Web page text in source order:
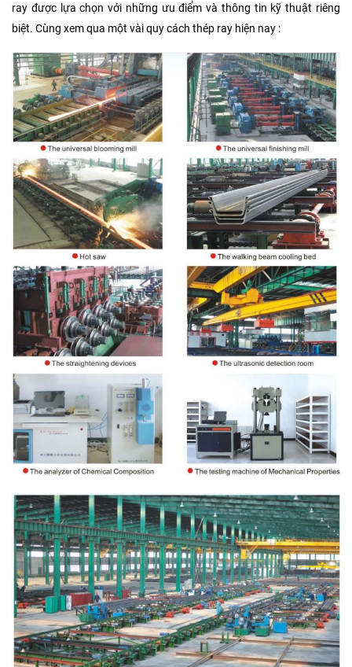
ray được lựa chọn với những ưu điểm và thông tin kỹ thuật riêng
biệt. Cùng xem qua một vài quy cách thép ray hiện nay :